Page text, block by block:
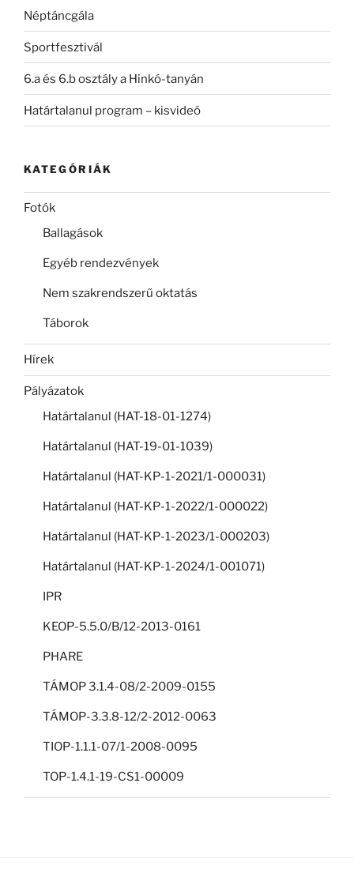
Néptáncgála
Sportfesztivál
6.a és 6.b osztály a Hinkó-tanyán
Határtalanul program – kisvideó
KATEGÓRIÁK
Fotók
Ballagások
Egyéb rendezvények
Nem szakrendszerű oktatás
Táborok
Hírek
Pályázatok
Határtalanul (HAT-18-01-1274)
Határtalanul (HAT-19-01-1039)
Határtalanul (HAT-KP-1-2021/1-000031)
Határtalanul (HAT-KP-1-2022/1-000022)
Határtalanul (HAT-KP-1-2023/1-000203)
Határtalanul (HAT-KP-1-2024/1-001071)
IPR
KEOP-5.5.0/B/12-2013-0161
PHARE
TÁMOP 3.1.4-08/2-2009-0155
TÁMOP-3.3.8-12/2-2012-0063
TIOP-1.1.1-07/1-2008-0095
TOP-1.4.1-19-CS1-00009